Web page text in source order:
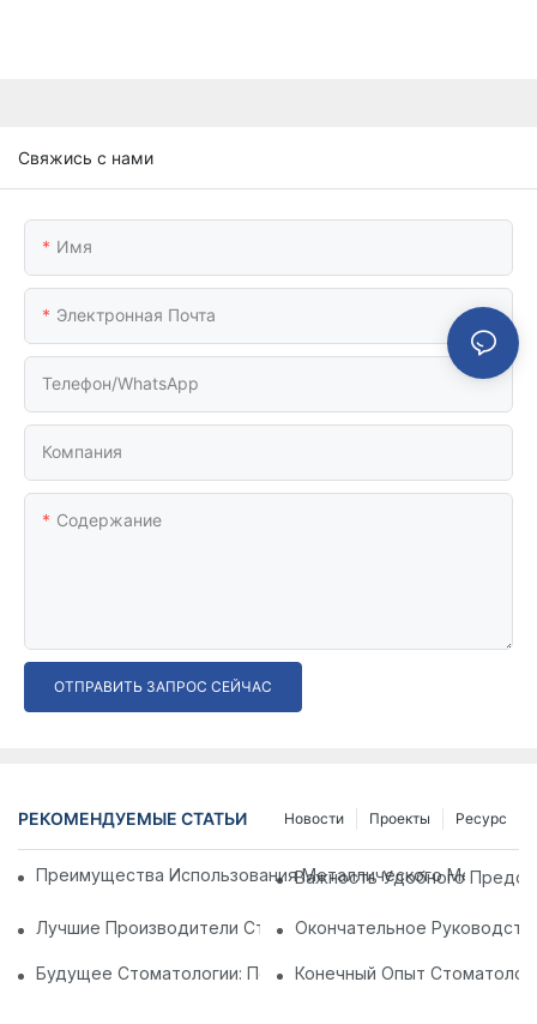
Свяжись с нами
Имя
Электронная Почта
Телефон/WhatsApp
Компания
Содержание
ОТПРАВИТЬ ЗАПРОС СЕЙЧАС
РЕКОМЕНДУЕМЫЕ СТАТЬИ Ресурс
Проекты
Новости
Преимущества Использования Металлического
Важность Удобного
Лучшие Производители Стоматологических Стульев В
Окончательное
Будущее Стоматологии: Персонализированные
Конечный Опыт